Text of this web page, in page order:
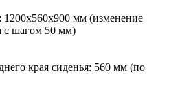
мм (изменение
с шагом 50 мм)
края сиденья: 560 мм (по